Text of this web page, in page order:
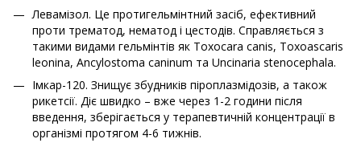
Левамізол. Це протигельмінтний засіб, ефективний
проти трематод, нематод і цестодів. Справляється з
такими видами гельмінтів як Toxocara canis, Toxoascaris
leonina, Ancylostoma caninum та Uncinaria stenocephala.
Імкар-120. Знищує збудників піроплазмідозів, а також
рикетсії. Діє швидко – вже через 1-2 години після
введення, зберігається у терапевтичній концентрації в
організмі протягом 4-6 тижнів.